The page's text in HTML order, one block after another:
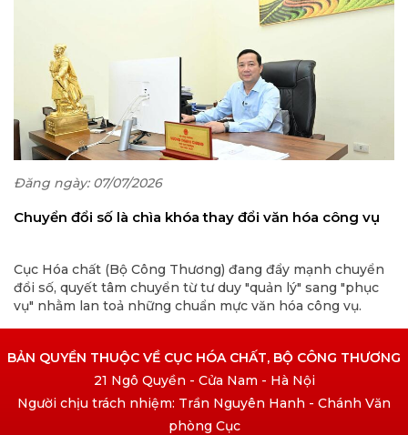
Đăng ngày: 07/07/2026
Chuyển đổi số là chìa khóa thay đổi văn hóa công vụ
Cục Hóa chất (Bộ Công Thương) đang đẩy mạnh chuyển
đổi số, quyết tâm chuyển từ tư duy "quản lý" sang "phục
vụ" nhằm lan toả những chuẩn mực văn hóa công vụ.
BẢN QUYỀN THUỘC VỀ CỤC HÓA CHẤT, BỘ CÔNG THƯƠNG
21 Ngô Quyền - Cửa Nam - Hà Nội
Người chịu trách nhiệm: Trần Nguyên Hanh - Chánh Văn
phòng Cục